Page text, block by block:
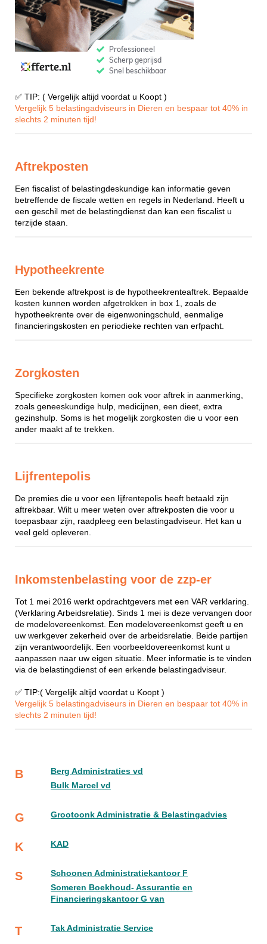
✅ TIP: ( Vergelijk altijd voordat u Koopt )
Vergelijk 5 belastingadviseurs in Dieren en bespaar tot 40% in
slechts 2 minuten tijd!
Aftrekposten
Een fiscalist of belastingdeskundige kan informatie geven
betreffende de fiscale wetten en regels in Nederland. Heeft u
een geschil met de belastingdienst dan kan een fiscalist u
terzijde staan.
Hypotheekrente
Een bekende aftrekpost is de hypotheekrenteaftrek. Bepaalde
kosten kunnen worden afgetrokken in box 1, zoals de
hypotheekrente over de eigenwoningschuld, eenmalige
financieringskosten en periodieke rechten van erfpacht.
Zorgkosten
Specifieke zorgkosten komen ook voor aftrek in aanmerking,
zoals geneeskundige hulp, medicijnen, een dieet, extra
gezinshulp. Soms is het mogelijk zorgkosten die u voor een
ander maakt af te trekken.
Lijfrentepolis
De premies die u voor een lijfrentepolis heeft betaald zijn
aftrekbaar. Wilt u meer weten over aftrekposten die voor u
toepasbaar zijn, raadpleeg een belastingadviseur. Het kan u
veel geld opleveren.
Inkomstenbelasting voor de zzp-er
Tot 1 mei 2016 werkt opdrachtgevers met een VAR verklaring.
(Verklaring Arbeidsrelatie). Sinds 1 mei is deze vervangen door
de modelovereenkomst. Een modelovereenkomst geeft u en
uw werkgever zekerheid over de arbeidsrelatie. Beide partijen
zijn verantwoordelijk. Een voorbeeldovereenkomst kunt u
aanpassen naar uw eigen situatie. Meer informatie is te vinden
via de belastingdienst of een erkende belastingadviseur.
✅ TIP:( Vergelijk altijd voordat u Koopt )
Vergelijk 5 belastingadviseurs in Dieren en bespaar tot 40% in
slechts 2 minuten tijd!
B
Berg Administraties vd
Bulk Marcel vd
G Grootoonk Administratie & Belastingadvies
K KAD
S
Schoonen Administratiekantoor F
Someren Boekhoud- Assurantie en
Financieringskantoor G van
T Tak Administratie Service